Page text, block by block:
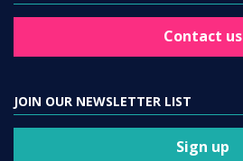
Contact us
JOIN OUR NEWSLETTER LIST
Sign up